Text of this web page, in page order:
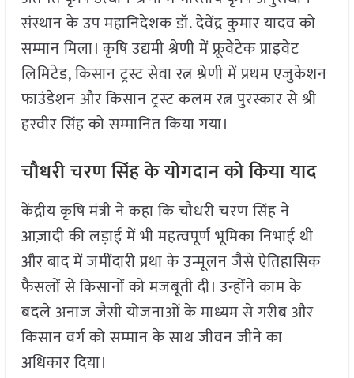
संस्थान के उप महानिदेशक डॉ. देवेंद्र कुमार यादव को
सम्मान मिला। कृषि उद्यमी श्रेणी में फ्रूवेटेक प्राइवेट
लिमिटेड, किसान ट्रस्ट सेवा रत्न श्रेणी में प्रथम एजुकेशन
फाउंडेशन और किसान ट्रस्ट कलम रत्न पुरस्कार से श्री
हरवीर सिंह को सम्मानित किया गया।
चौधरी चरण सिंह के योगदान को किया याद
केंद्रीय कृषि मंत्री ने कहा कि चौधरी चरण सिंह ने
आज़ादी की लड़ाई में भी महत्वपूर्ण भूमिका निभाई थी
और बाद में जमींदारी प्रथा के उन्मूलन जैसे ऐतिहासिक
फैसलों से किसानों को मजबूती दी। उन्होंने काम के
बदले अनाज जैसी योजनाओं के माध्यम से गरीब और
किसान वर्ग को सम्मान के साथ जीवन जीने का
अधिकार दिया।